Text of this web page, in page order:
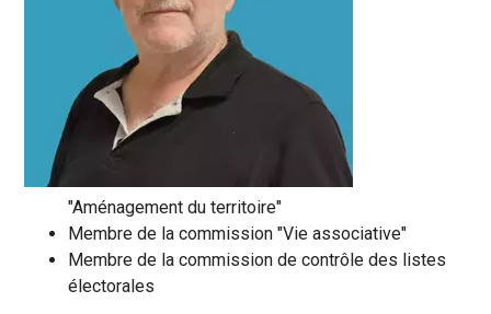
"Aménagement du territoire"
Membre de la commission "Vie associative"
Membre de la commission de contrôle des listes
électorales